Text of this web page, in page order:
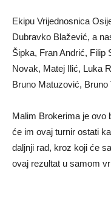
Ekipu Vrijednosnica
Dubravko Blažević, a
Šipka, Fran Andrić, Filip
Novak, Matej Ilić, Luka
Bruno Matuzović,
Malim Brokerima je ovo
će im ovaj turnir ostati
daljnji rad, kroz koji će
ovaj rezultat u samom